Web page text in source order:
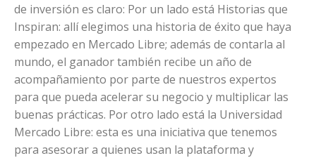
de inversión es claro: Por un lado está Historias que
Inspiran: allí elegimos una historia de éxito que haya
empezado en Mercado Libre; además de contarla al
mundo, el ganador también recibe un año de
acompañamiento por parte de nuestros expertos
para que pueda acelerar su negocio y multiplicar las
buenas prácticas. Por otro lado está la Universidad
Mercado Libre: esta es una iniciativa que tenemos
para asesorar a quienes usan la plataforma y